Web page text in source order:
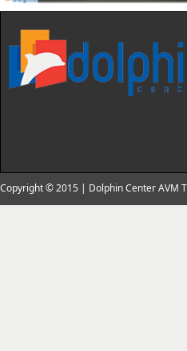
Copyright © 2015 | Dolphin Center AVM